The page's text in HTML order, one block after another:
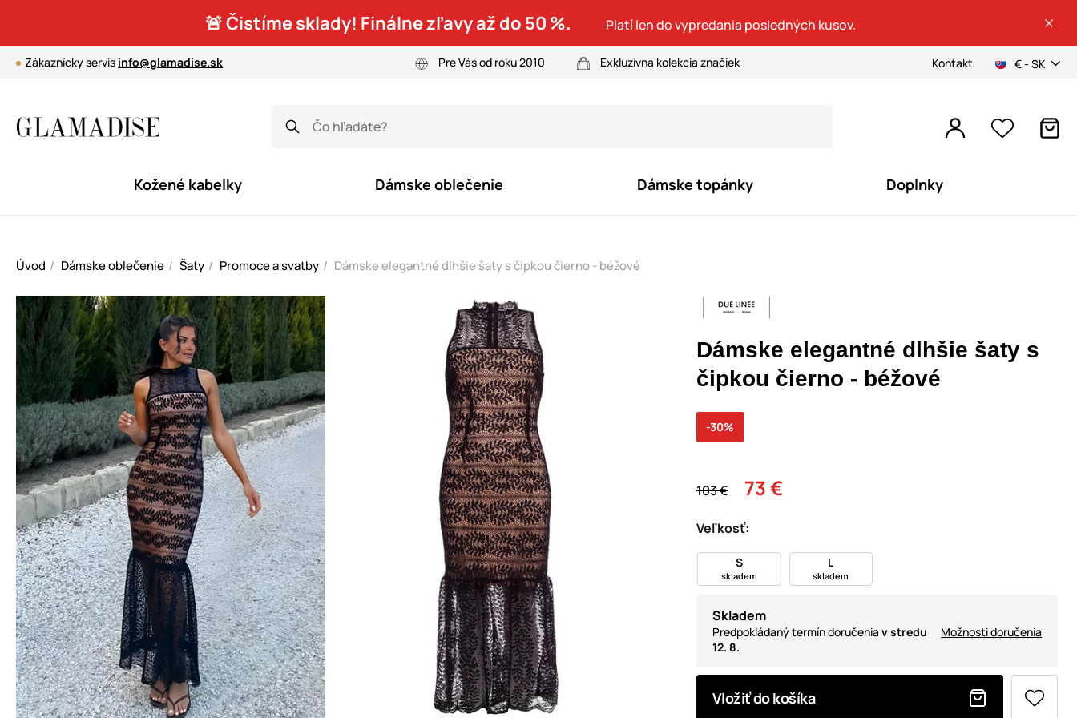
🚨 Čistíme sklady! Finálne zľavy až do 50 %. Platí len do vypredania posledných kusov.
Zákaznícky servis info@glamadise.sk Pre Vás od roku 2010 Exkluzívna kolekcia značiek Kontakt € - SK
Kožené kabelky Dámske oblečenie Dámske topánky Doplnky
Úvod Dámske oblečenie Šaty Promoce a svatby Dámske elegantné dlhšie šaty s čipkou čierno - béžové
Dámske elegantné dlhšie šaty s
čipkou čierno - béžové
103 € 73 €
-30%
Veľkosť:
S
skladem
L
skladem
Skladem
Predpokládaný termín doručenia v stredu
12. 8.
Možnosti doručenia
Vložiť do košíka